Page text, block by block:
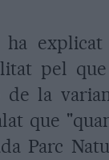
ha
pel
de la
que
Parc